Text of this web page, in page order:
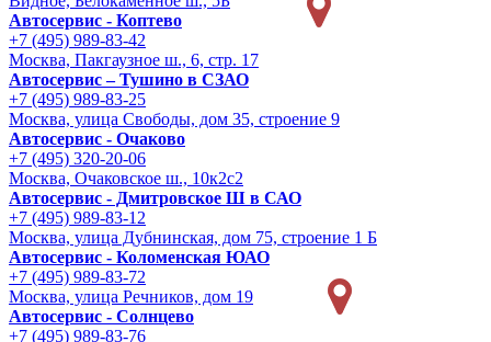
Автосервис - Коптево
+7 (495) 989-83-42
Москва, Пакгаузное ш., 6, стр. 17
Автосервис – Тушино в СЗАО
+7 (495) 989-83-25
Москва, улица Свободы, дом 35, строение 9
Автосервис - Очаково
+7 (495) 320-20-06
Москва, Очаковское ш., 10к2с2
Автосервис - Дмитровское Ш в САО
+7 (495) 989-83-12
Москва, улица Дубнинская, дом 75, строение 1 Б
Автосервис - Коломенская ЮАО
+7 (495) 989-83-72
Москва, улица Речников, дом 19
Автосервис - Солнцево
+7 (495) 989-83-76